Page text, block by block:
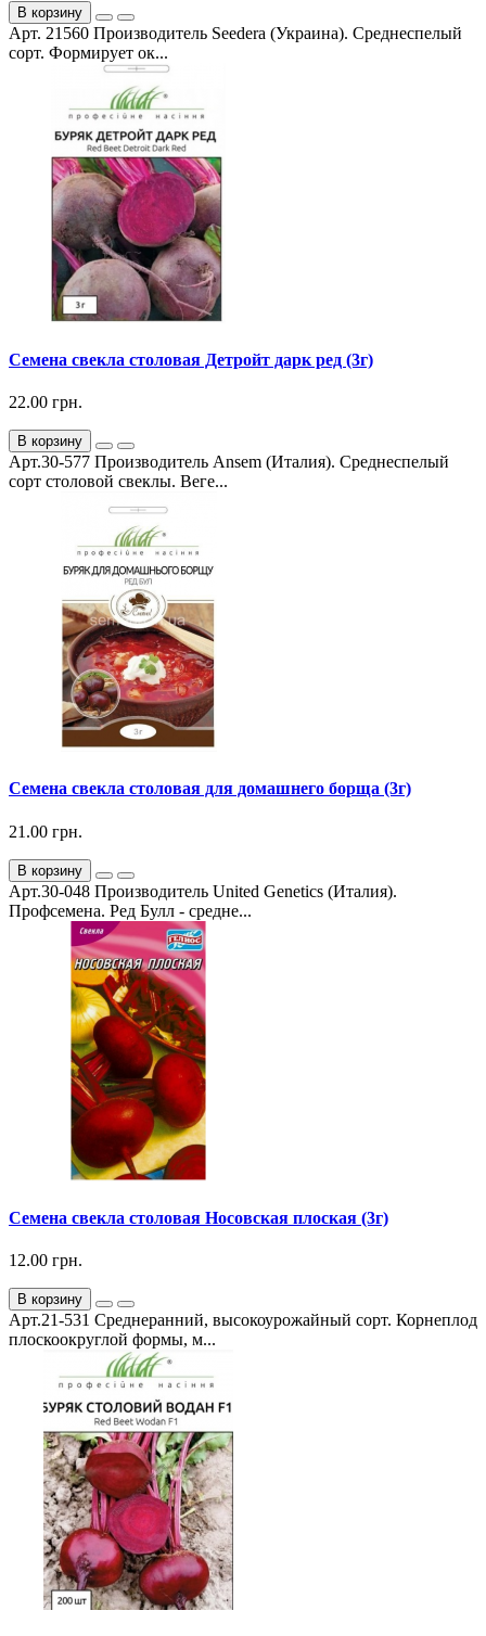
В корзину
Арт. 21560 Производитель Seedera (Украина). Среднеспелый
сорт. Формирует ок...
Семена свекла столовая Детройт дарк ред (3г)
22.00 грн.
В корзину
Арт.30-577 Производитель Ansem (Италия). Среднеспелый
сорт столовой свеклы. Веге...
Семена свекла столовая для домашнего борща (3г)
21.00 грн.
В корзину
Арт.30-048 Производитель United Genetics (Италия).
Профсемена. Ред Булл - средне...
Семена свекла столовая Носовская плоская (3г)
12.00 грн.
В корзину
Арт.21-531 Среднеранний, высокоурожайный сорт. Корнеплод
плоскоокруглой формы, м...